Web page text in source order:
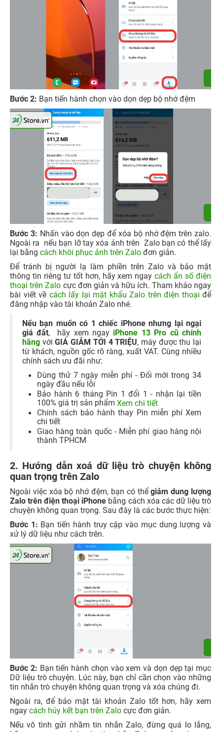
Bước 2: Bạn tiến hành chọn vào dọn dẹp bộ nhớ đệm
Bước 3: Nhấn vào dọn dẹp để xóa bộ nhớ đệm trên zalo.
Ngoài ra nếu bạn lỡ tay xóa ảnh trên Zalo bạn có thể lấy
lại bằng cách khôi phục ảnh trên Zalo đơn giản.
Để tránh bị người lạ làm phiền trên Zalo và bảo mật
thông tin riêng tư tốt hơn, hãy xem ngaycách ẩn số điện
thoại trên Zalo cực đơn giản và hữu ích. Tham khảo ngay
bài viết về cách lấy lại mật khẩu Zalo trên điện thoại để
đăng nhập vào tài khoản Zalo nhé.
Nếu bạn muốn có 1 chiếc iPhone nhưng lại ngại
giá đắt, hãy xem ngay iPhone 13 Pro cũ chính
hãng vớiGIÁ GIẢM TỚI 4 TRIỆU, máy được thu lại
từ khách, nguồn gốc rõ ràng, xuất VAT. Cùng nhiều
chính sách ưu đãi như:
Dùng thử 7 ngày miễn phí - Đổi mới trong 34
ngày đầu nếu lỗi
Bảo hành 6 tháng Pin 1 đổi 1 - nhận lại tiền
100% giá trị sản phẩm Xem chi tiết
Chính sách bảo hành thay Pin miễn phí Xem
chi tiết
Giao hàng toàn quốc - Miễn phí giao hàng nội
thành TPHCM
2. Hướng dẫn xoá dữ liệu trò chuyện không
quan trọng trên Zalo
Ngoài việc xóa bộ nhớ đệm, bạn có thểgiảm dung lượng
Zalo trên điện thoại iPhone bằng cách xóa các dữ liệu trò
chuyện không quan trọng. Sau đây là các bước thực hiện:
Bước 1: Bạn tiến hành truy cập vào mục dung lượng và
xử lý dữ liệu như cách trên.
Bước 2: Bạn tiến hành chọn vào xem và dọn dẹp tại mục
Dữ liệu trò chuyện. Lúc này, bạn chỉ cần chọn vào những
tin nhắn trò chuyện không quan trọng và xóa chúng đi.
Ngoài ra, để bảo mật tài khoản Zalo tốt hơn, hãy xem
ngay cách hủy kết bạn trên Zalo cực đơn giản.
Nếu vô tình gửi nhầm tin nhắn Zalo, đừng quá lo lắng,